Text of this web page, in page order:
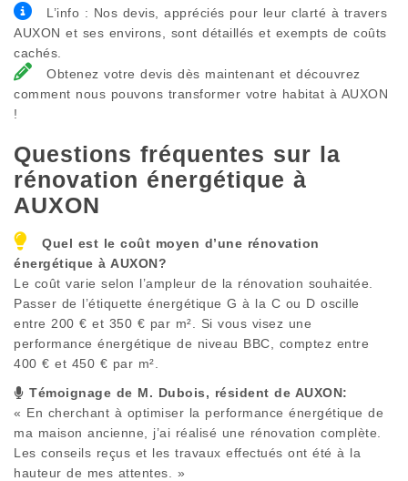
L’info : Nos devis, appréciés pour leur clarté à travers
AUXON et ses environs, sont détaillés et exempts de coûts
cachés.
Obtenez votre devis dès maintenant et découvrez
comment nous pouvons transformer votre habitat à AUXON
!
Questions fréquentes sur la
rénovation énergétique à
AUXON
Quel est le coût moyen d’une rénovation
énergétique à AUXON?
Le coût varie selon l’ampleur de la rénovation souhaitée.
Passer de l’étiquette énergétique G à la C ou D oscille
entre 200 € et 350 € par m². Si vous visez une
performance énergétique de niveau BBC, comptez entre
400 € et 450 € par m².
Témoignage de M. Dubois, résident de AUXON:
« En cherchant à optimiser la performance énergétique de
ma maison ancienne, j’ai réalisé une rénovation complète.
Les conseils reçus et les travaux effectués ont été à la
hauteur de mes attentes. »